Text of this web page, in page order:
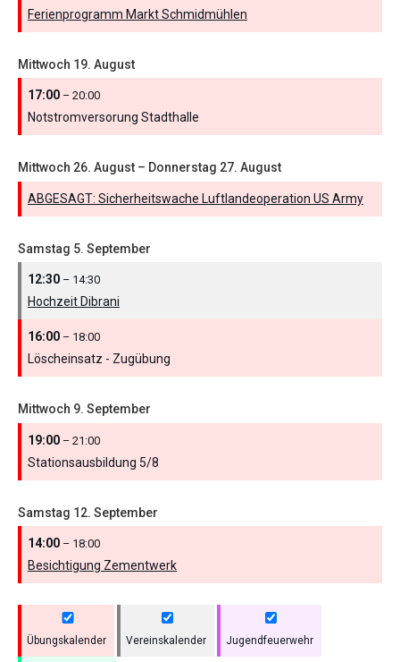
Ferienprogramm Markt Schmidmühlen
Mittwoch 19. August
17:00 – 20:00
Notstromversorung Stadthalle
Mittwoch 26. August – Donnerstag 27. August
ABGESAGT: Sicherheitswache Luftlandeoperation US Army
Samstag 5. September
12:30 – 14:30
Hochzeit Dibrani
16:00 – 18:00
Löscheinsatz - Zugübung
Mittwoch 9. September
19:00 – 21:00
Stationsausbildung 5/8
Samstag 12. September
14:00 – 18:00
Besichtigung Zementwerk
Übungskalender Vereinskalender Jugendfeuerwehr